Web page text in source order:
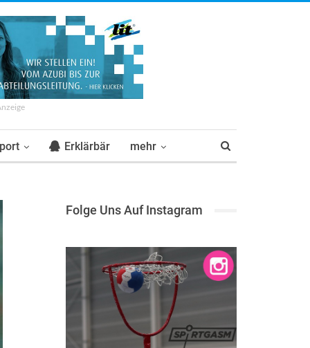
Erklärbär mehr
Folge Uns Auf Instagram